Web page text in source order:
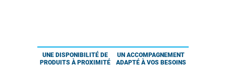
UNE DISPONIBILITÉ DE
PRODUITS À PROXIMITÉ
UN ACCOMPAGNEMENT
ADAPTÉ À VOS BESOINS